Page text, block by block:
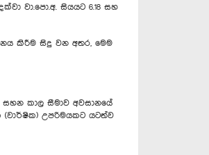
වා.පො.අ. සියයට 6.18 සහ
කිරීම සිදු වන අතර, මෙම
කාල සීමාව අවසානයේ
(වාර්ෂික) උපරිමයකට යටත්ව